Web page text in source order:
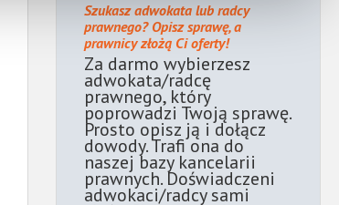
Szukasz adwokata lub radcy
prawnego? Opisz sprawę, a
prawnicy złożą Ci oferty!
Za darmo wybierzesz
adwokata/radcę
prawnego, który
poprowadzi Twoją sprawę.
Prosto opisz ją i dołącz
dowody. Trafi ona do
naszej bazy kancelarii
prawnych. Doświadczeni
adwokaci/radcy sami